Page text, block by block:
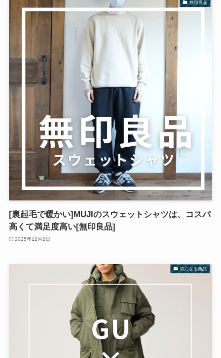
無印良品
[裏起毛で暖かい]MUJIのスウェットシャツは、コスパ
高くて満足度高い[無印良品]
2025年12月2日
気になる商品